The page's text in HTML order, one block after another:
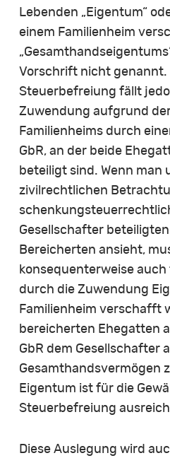
Lebenden „Eigentum“
einem Familienheim
Vorschrift nicht genannt.
Steuerbefreiung fällt
Zuwendung aufgrund
Familienheims durch
GbR, an der beide
beteiligt sind. Wenn man
zivilrechtlichen
Gesellschafter
Bereicherten ansieht,
konsequenterweise
durch die Zuwendung
Familienheim verschafft
bereicherten Ehegatten
GbR dem Gesellschafter
Gesamthandsvermögen
Eigentum ist für die
Steuerbefreiung
Diese Auslegung wird